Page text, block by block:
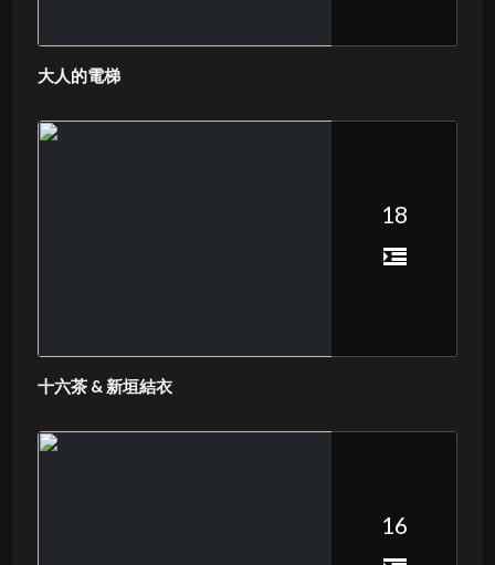
大人的電梯
18
十六茶 & 新垣結衣
16